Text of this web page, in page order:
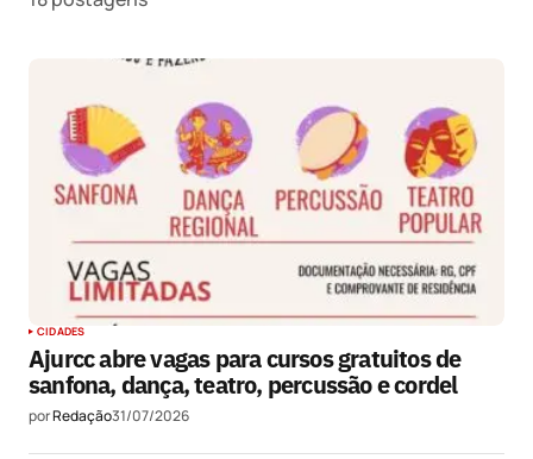
CIDADES
Ajurcc abre vagas para cursos gratuitos de
sanfona, dança, teatro, percussão e cordel
porRedação31/07/2026